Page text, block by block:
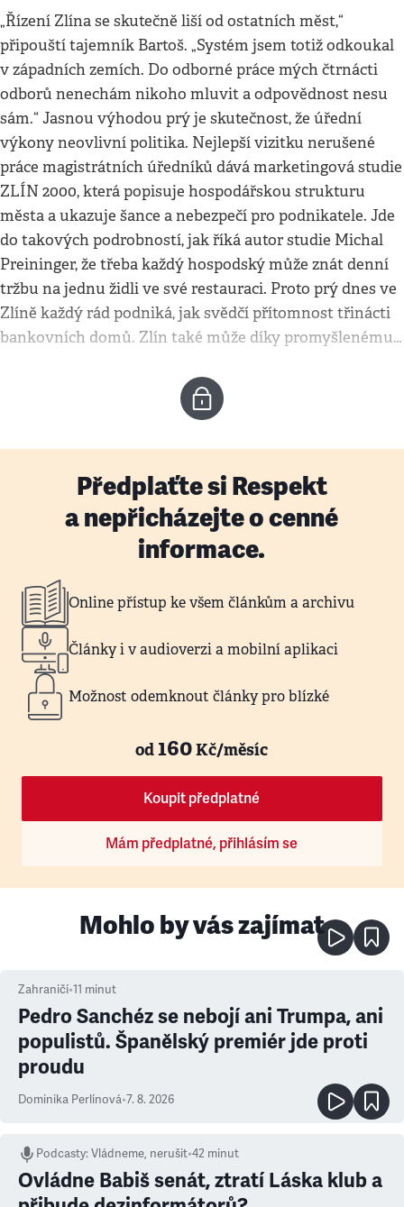
„Řízení Zlína se skutečně liší od ostatních měst,“
připouští tajemník Bartoš. „Systém jsem totiž odkoukal
v západních zemích. Do odborné práce mých čtrnácti
odborů nenechám nikoho mluvit a odpovědnost nesu
sám.“ Jasnou výhodou prý je skutečnost, že úřední
výkony neovlivní politika. Nejlepší vizitku nerušené
práce magistrátních úředníků dává marketingová studie
ZLÍN 2000, která popisuje hospodářskou strukturu
města a ukazuje šance a nebezpečí pro podnikatele. Jde
do takových podrobností, jak říká autor studie Michal
Preininger, že třeba každý hospodský může znát denní
tržbu na jednu židli ve své restauraci. Proto prý dnes ve
Zlíně každý rád podniká, jak svědčí přítomnost třinácti
bankovních domů. Zlín také může díky promyšlenému…
Předplaťte si Respekt
a nepřicházejte o cenné
informace.
Online přístup ke všem článkům a archivu
Články i v audioverzi a mobilní aplikaci
Možnost odemknout články pro blízké
od160Kč/měsíc
Koupit předplatné
Mám předplatné, přihlásím se
Mohlo by vás zajímat
Zahraničí•11 minut
Pedro Sanchéz se nebojí ani Trumpa, ani
populistů. Španělský premiér jde proti
proudu
Dominika Perlínová•7. 8. 2026
Podcasty:Vládneme, nerušit•42 minut
Ovládne Babiš senát, ztratí Láska klub a